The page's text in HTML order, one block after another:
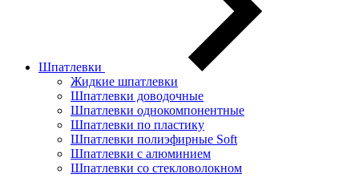
Шпатлевки
Жидкие шпатлевки
Шпатлевки доводочные
Шпатлевки однокомпонентные
Шпатлевки по пластику
Шпатлевки полиэфирные Soft
Шпатлевки с алюминием
Шпатлевки со стекловолокном